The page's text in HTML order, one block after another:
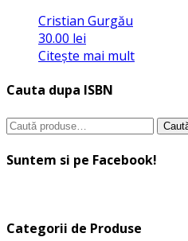
Cristian Gurgău
30.00 lei
Citește mai mult
Cauta dupa ISBN
Caută
Suntem si pe Facebook!
Categorii de Produse